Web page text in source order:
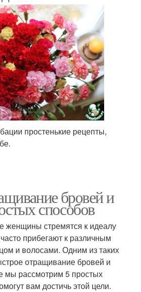
простенькие рецепты,
бровей и
способов
женщины стремятся к идеалу
прибегают к различным
и волосами. Одним из таких
отращивание бровей и
мы рассмотрим 5 простых
вам достичь этой цели.